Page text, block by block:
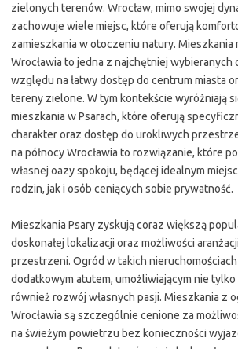
zielonych terenów. Wrocław, mimo swojej
zachowuje wiele miejsc, które oferują
zamieszkania w otoczeniu natury. Mieszkania
Wrocławia to jedna z najchętniej
względu na łatwy dostęp do centrum miasta
tereny zielone. W tym kontekście wyróżniają
mieszkania w Psarach, które oferują
charakter oraz dostęp do urokliwych
na północy Wrocławia to rozwiązanie, które
własnej oazy spokoju, będącej idealnym
rodzin, jak i osób ceniących sobie prywatność.
Mieszkania Psary zyskują coraz większą
doskonałej lokalizacji oraz możliwości
przestrzeni. Ogród w takich
dodatkowym atutem, umożliwiającym nie
również rozwój własnych pasji. Mieszkania z
Wrocławia są szczególnie cenione za
na świeżym powietrzu bez konieczności